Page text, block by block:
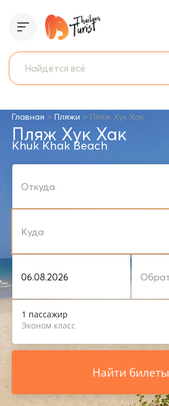
Главная > Пляжи > Пляж Хук Хак
Пляж Хук Хак
Khuk Khak Beach
1 пассажир
Эконом класс
Найти билеты